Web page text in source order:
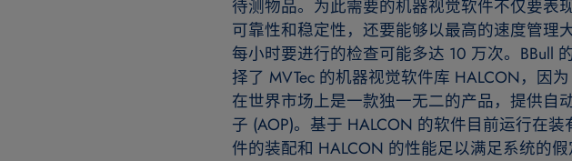
待测物品。为此需要的机器视觉软件不仅要表
可靠性和稳定性，还要能够以最高的速度管理
每小时要进行的检查可能多达 10 万次。BBull
择了 MVTec 的机器视觉软件库 HALCON，因
在世界市场上是一款独一无二的产品，提供自
子 (AOP)。基于 HALCON 的软件目前运行在
件的装配和 HALCON 的性能足以满足系统的假